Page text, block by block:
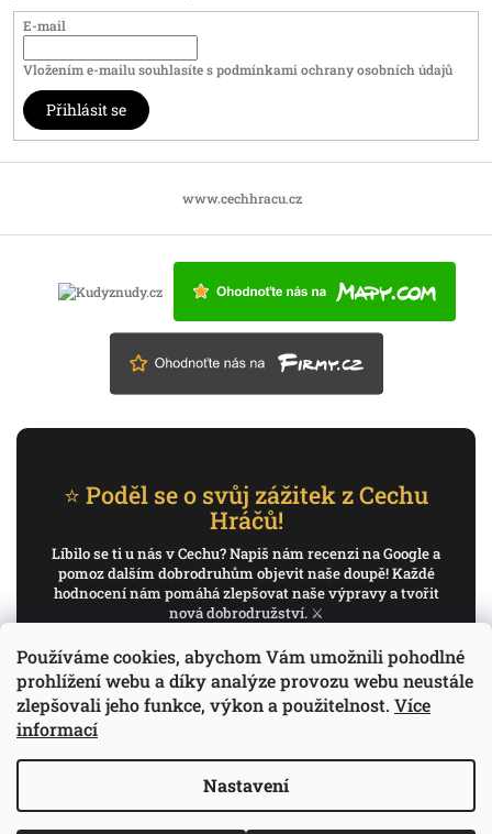
Používáme cookies, abychom Vám umožnili pohodlné
prohlížení webu a díky analýze provozu webu neustále
zlepšovali jeho funkce, výkon a použitelnost. Více
informací
Nastavení
E-mail
Vložením e-mailu souhlasíte spodmínkami ochrany osobních údajů
Přihlásit se
www.cechhracu.cz
⭐ Poděl se o svůj zážitek z Cechu
Hráčů!
Líbilo se ti u nás v Cechu? Napiš nám recenzi na Google a
pomoz dalším dobrodruhům objevit naše doupě! Každé
hodnocení nám pomáhá zlepšovat naše výpravy a tvořit
nová dobrodružství. ⚔️
✍️ Napiš recenzi na Google
Děkujeme, že pomáháš psát příběh Cechu Hráčů.